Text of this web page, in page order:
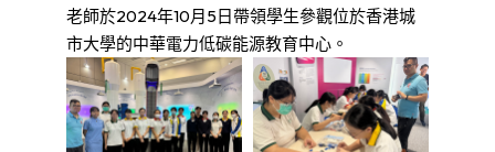
老師於2024年10月5日帶領學生參觀位於香港城
市大學的中華電力低碳能源教育中心。